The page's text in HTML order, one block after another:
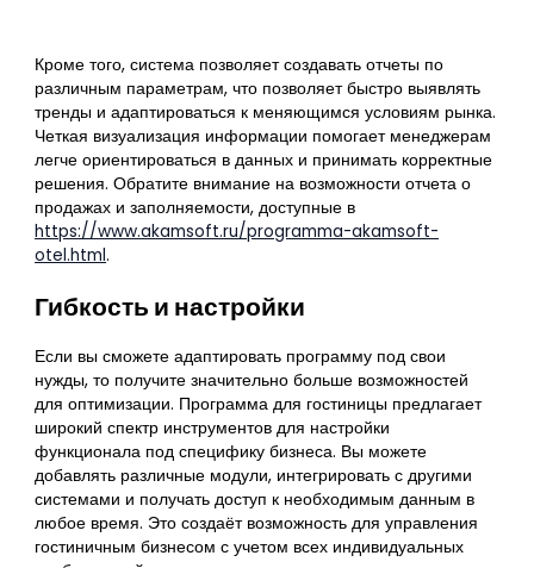
Кроме того, система позволяет создавать отчеты по
различным параметрам, что позволяет быстро выявлять
тренды и адаптироваться к меняющимся условиям рынка.
Четкая визуализация информации помогает менеджерам
легче ориентироваться в данных и принимать корректные
решения. Обратите внимание на возможности отчета о
продажах и заполняемости, доступные в
https://www.akamsoft.ru/programma-akamsoft-
otel.html.
Гибкость и настройки
Если вы сможете адаптировать программу под свои
нужды, то получите значительно больше возможностей
для оптимизации. Программа для гостиницы предлагает
широкий спектр инструментов для настройки
функционала под специфику бизнеса. Вы можете
добавлять различные модули, интегрировать с другими
системами и получать доступ к необходимым данным в
любое время. Это создаёт возможность для управления
гостиничным бизнесом с учетом всех индивидуальных